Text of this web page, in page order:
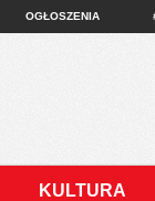
OGŁOSZENIA
KULTURA